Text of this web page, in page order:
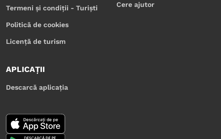
Termeni și condiții - Turiști
Politică de cookies
Licență de turism
Cere ajutor
APLICAȚII
Descarcă aplicația